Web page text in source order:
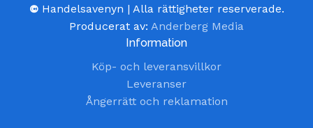
© Handelsavenyn | Alla rättigheter reserverade.
Producerat av: Anderberg Media
Information
Köp- och leveransvillkor
Leveranser
Ångerrätt och reklamation